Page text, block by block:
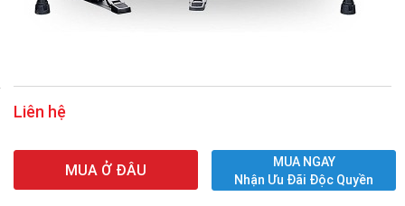
Liên hệ
MUA Ở ĐÂU
MUA NGAY
Nhận Ưu Đãi Độc Quyền